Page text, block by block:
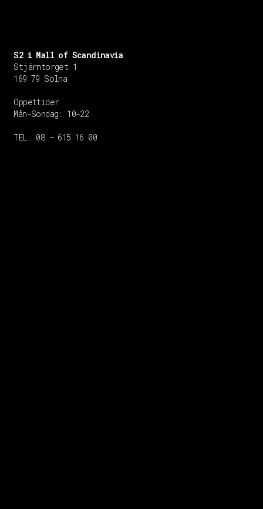
S2 i Mall of Scandinavia
Stjärntorget 1
169 79 Solna
Öppettider
Mån-Söndag: 10-22
TEL: 08 – 615 16 00